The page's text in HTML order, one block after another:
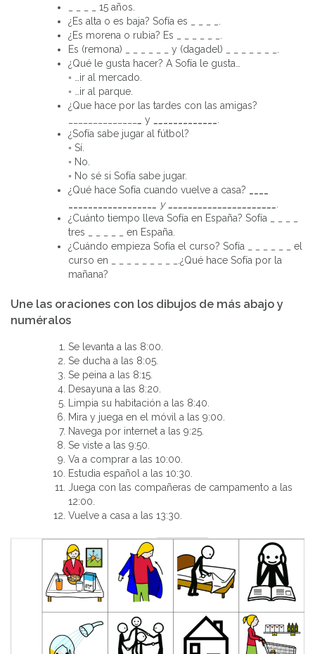
_ _ _ 15 años.
¿Es alta o es baja? Sofía es _ _ _ _.
¿Es morena o rubia? Es _ _ _ _ _ _.
Es (remona) _ _ _ _ _ _ y (dagadel) _ _ _ _ _ _ _.
¿Qué le gusta hacer? A Sofía le gusta…
◦ …ir al mercado.
◦ …ir al parque.
¿Que hace por las tardes con las amigas?
y
¿Sofía sabe jugar al fútbol?
◦ Sí.
◦ No.
◦ No sé si Sofía sabe jugar.
¿Qué hace Sofía cuando vuelve a casa?
y
¿Cuánto tiempo lleva Sofía en España? Sofía _ _ _ _
tres _ _ _ _ _ en España.
¿Cuándo empieza Sofía el curso? Sofía _
_ _ _ _ el
curso en _ _ _ _ _ _
_ _.¿Qué hace Sofía por la
mañana?
Une las oraciones con los dibujos de más abajo y
numéralos
Se levanta a las 8:00.
Se ducha a las 8:05.
Se peina a las 8:15.
Desayuna a las 8:20.
Limpia su habitación a las 8:40.
Mira y juega en el móvil a las 9:00.
Navega por internet a las 9:25.
Se viste a las 9:50.
Va a comprar a las 10:00.
Estudia español a las 10:30.
Juega con las compañeras de campamento a las
12:00.
Vuelve a casa a las 13:30.